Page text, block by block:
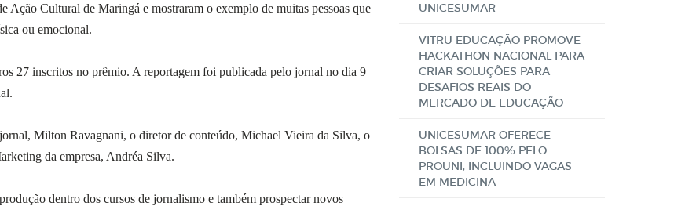
Ação Cultural de Maringá e mostraram o exemplo de muitas pessoas que
ou emocional.
27 inscritos no prêmio. A reportagem foi publicada pelo jornal no dia 9
Milton Ravagnani, o diretor de conteúdo, Michael Vieira da Silva, o
da empresa, Andréa Silva.
dentro dos cursos de jornalismo e também prospectar novos
UNICESUMAR
VITRU EDUCAÇÃO PROMOVE
HACKATHON NACIONAL PARA
CRIAR SOLUÇÕES PARA
DESAFIOS REAIS DO
MERCADO DE EDUCAÇÃO
UNICESUMAR OFERECE
BOLSAS DE 100% PELO
PROUNI, INCLUINDO VAGAS
EM MEDICINA